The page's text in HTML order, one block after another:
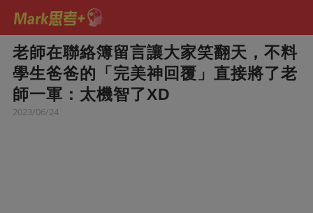
老師在聯絡簿留言讓大家笑翻天，不料
學生爸爸的「完美神回覆」直接將了老
師一軍：太機智了XD
2023/06/24